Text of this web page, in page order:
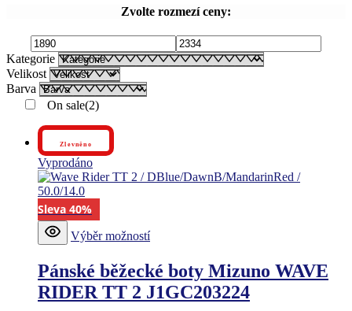
Zvolte rozmezí ceny:
Kategorie
Velikost
Barva
On sale(2)
Zlevněno
Vyprodáno
Sleva 40%
Výběr možnostíprodukt
více
variant.
Možnosti
Pánské běžecké boty Mizuno WAVE
RIDER TT 2 J1GC203224